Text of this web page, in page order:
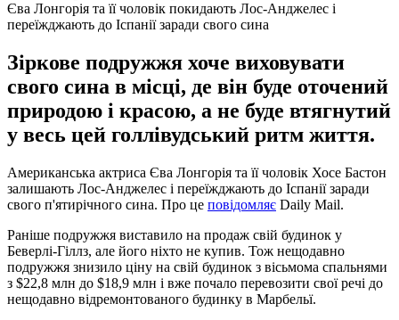
Єва Лонгорія та її чоловік покидають Лос-Анджелес і
переїжджають до Іспанії заради свого сина
Зіркове подружжя хоче виховувати
свого сина в місці, де він буде оточений
природою і красою, а не буде втягнутий
у весь цей голлівудський ритм життя.
Американська актриса Єва Лонгорія та її чоловік Хосе Бастон
залишають Лос-Анджелес і переїжджають до Іспанії заради
свого п'ятирічного сина. Про це повідомляє Daily Mail.
Раніше подружжя виставило на продаж свій будинок у
Беверлі-Гіллз, але його ніхто не купив. Тож нещодавно
подружжя знизило ціну на свій будинок з вісьмома спальнями
з $22,8 млн до $18,9 млн і вже почало перевозити свої речі до
нещодавно відремонтованого будинку в Марбельї.